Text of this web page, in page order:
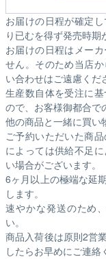
お届けの日程が確定
り已むを得ず発売時期
お届けの日程はメー
せん。そのため当店
い合わせはご遠慮くだ
生産数自体を受注に
ので、お客様御都合で
他の商品と一緒に買い
ご予約いただいた商
によっては供給不足
い場合がございます。
6ヶ月以上の極端な延
します。
速やかな発送のため
い。
商品入荷後は原則2営
したらお早めにご連絡